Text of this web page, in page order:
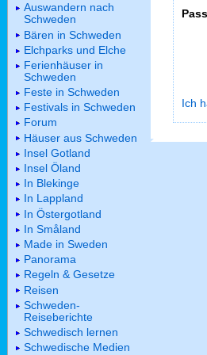
Ich
Auswandern nach
Schweden
Bären in Schweden
Elchparks und Elche
Ferienhäuser in
Schweden
Feste in Schweden
Festivals in Schweden
Forum
Häuser aus Schweden
Insel Gotland
Insel Öland
In Blekinge
In Lappland
In Östergotland
In Småland
Made in Sweden
Panorama
Regeln & Gesetze
Reisen
Schweden-
Reiseberichte
Schwedisch lernen
Schwedische Medien